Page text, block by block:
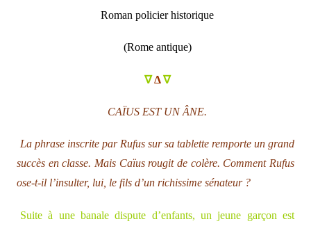
Roman policier historique
(Rome antique)
∇Δ∇
CAÏUS EST UN ÂNE.
La phrase inscrite par Rufus sur sa tablette remporte un grand
succès en classe. Mais Caïus rougit de colère. Comment Rufus
ose-t-il l’insulter, lui, le fils d’un richissime sénateur ?
Suite à une banale dispute d’enfants, un jeune garçon est